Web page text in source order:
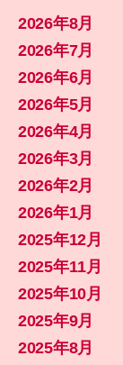
2026年8月
2026年7月
2026年6月
2026年5月
2026年4月
2026年3月
2026年2月
2026年1月
2025年12月
2025年11月
2025年10月
2025年9月
2025年8月